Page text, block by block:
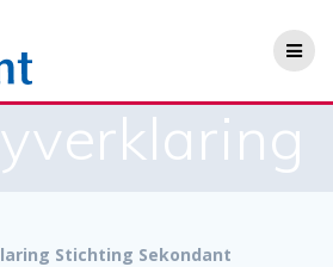
Stichting Sekondant